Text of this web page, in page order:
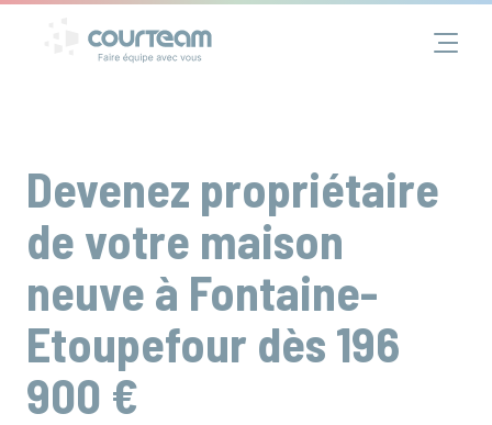
Actualités
Contact
Devenez propriétaire
de votre maison
neuve à Fontaine-
Etoupefour dès 196
900 €
Panneau de gestion des cookies